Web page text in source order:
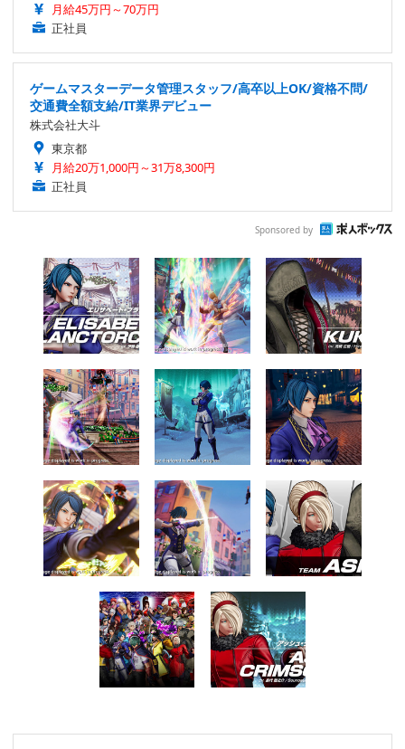
月給45万円～70万円
正社員
ゲームマスターデータ管理スタッフ/高卒以上OK/資格不問/
交通費全額支給/IT業界デビュー
株式会社大斗
東京都
月給20万1,000円～31万8,300円
正社員
Sponsored by